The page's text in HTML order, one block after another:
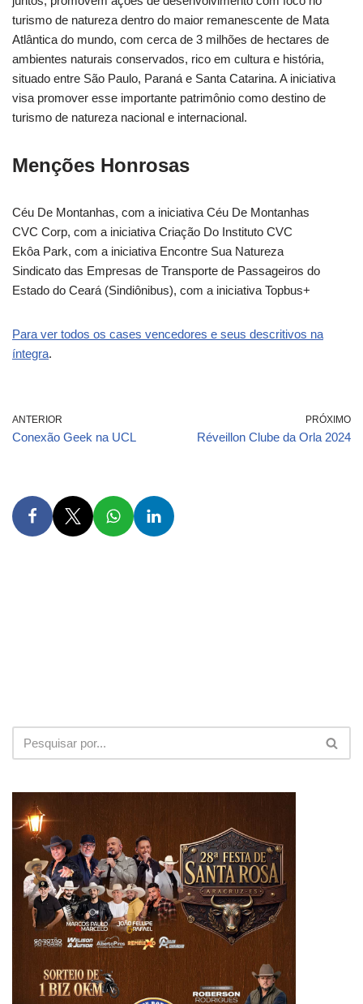
turismo de natureza dentro do maior remanescente de Mata
Atlântica do mundo, com cerca de 3 milhões de hectares de
ambientes naturais conservados, rico em cultura e história,
situado entre São Paulo, Paraná e Santa Catarina. A iniciativa
visa promover esse importante patrimônio como destino de
turismo de natureza nacional e internacional.
Menções Honrosas
Céu De Montanhas, com a iniciativa Céu De Montanhas
CVC Corp, com a iniciativa Criação Do Instituto CVC
Ekôa Park, com a iniciativa Encontre Sua Natureza
Sindicato das Empresas de Transporte de Passageiros do
Estado do Ceará (Sindiônibus), com a iniciativa Topbus+
Para ver todos os cases vencedores e seus descritivos na
íntegra.
ANTERIOR
Conexão Geek na UCL
PRÓXIMO
Réveillon Clube da Orla 2024